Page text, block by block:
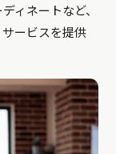
ィネートなど、
ービスを提供